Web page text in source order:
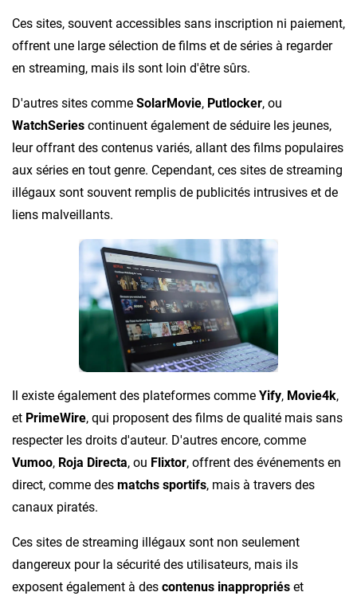
Ces sites, souvent accessibles sans inscription ni paiement,
offrent une large sélection de films et de séries à regarder
en streaming, mais ils sont loin d'être sûrs.
D'autres sites comme SolarMovie, Putlocker, ou
WatchSeries continuent également de séduire les jeunes,
leur offrant des contenus variés, allant des films populaires
aux séries en tout genre. Cependant, ces sites de streaming
illégaux sont souvent remplis de publicités intrusives et de
liens malveillants.
Il existe également des plateformes comme Yify, Movie4k,
et PrimeWire, qui proposent des films de qualité mais sans
respecter les droits d'auteur. D'autres encore, comme
Vumoo, Roja Directa, ou Flixtor, offrent des événements en
direct, comme des matchs sportifs, mais à travers des
canaux piratés.
Ces sites de streaming illégaux sont non seulement
dangereux pour la sécurité des utilisateurs, mais ils
exposent également à des contenus inappropriés et